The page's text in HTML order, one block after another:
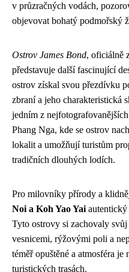
v průzračných vodách,
objevovat bohatý podmořský
Ostrov James Bond, oficiálně
představuje další fascinující
ostrov získal svou přezdívku
zbraní a jeho charakteristická
jedním z
Phang Nga, kde se ostrov
lokalit a umožňují turistům
tradičních dlouhých lodích.
Pro milovníky přírody a
Noi a Koh Yao Yai
Tyto ostrovy si zachovaly
vesnicemi, rýžovými poli a
téměř opuštěné a atmosféra
turistických trasách.